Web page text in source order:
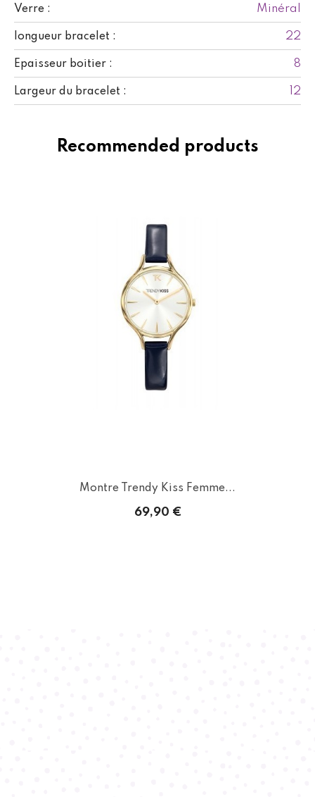
Verre : Minéral
longueur bracelet : 22
Epaisseur boitier : 8
Largeur du bracelet : 12
Recommended products
Montre Trendy Kiss Femme...
69,90 €